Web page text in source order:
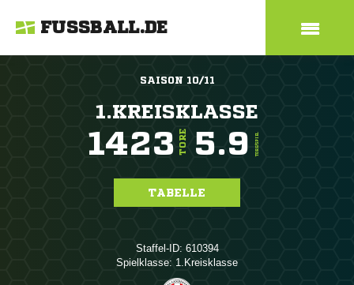
FUSSBALL.DE
SAISON 10/11
1.KREISKLASSE
1423 TORE 5.9 TORE/SPIEL
TABELLE
Staffel-ID: 610394
Spielklasse: 1.Kreisklasse